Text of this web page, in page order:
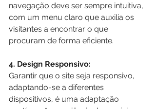
navegação deve ser sempre intuitiva,
com um menu claro que auxilia os
visitantes a encontrar o que
procuram de forma eficiente.
4. Design Responsivo:
Garantir que o site seja responsivo,
adaptando-se a diferentes
dispositivos, é uma adaptação